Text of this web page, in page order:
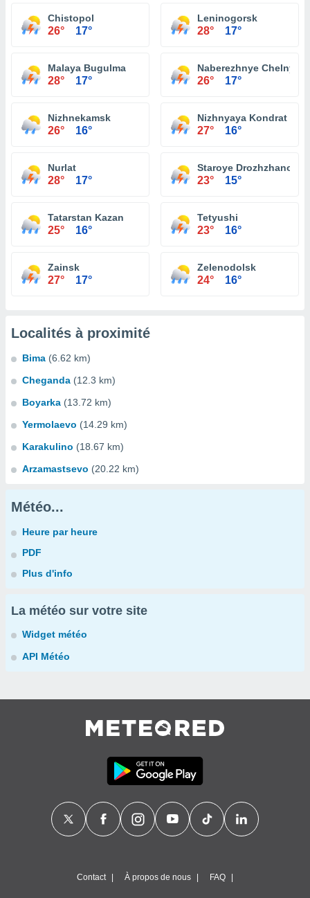
Chistopol
26° 17°
Leninogorsk
28° 17°
Malaya Bugulma
28° 17°
Naberezhnye Chelny
26° 17°
Nizhnekamsk
26° 16°
Nizhnyaya Kondrat
27° 16°
Nurlat
28° 17°
Staroye Drozhzhanoye
23° 15°
Tatarstan Kazan
25° 16°
Tetyushi
23° 16°
Zainsk
27° 17°
Zelenodolsk
24° 16°
Localités à proximité
Bima (6.62 km)
Cheganda (12.3 km)
Boyarka (13.72 km)
Yermolaevo (14.29 km)
Karakulino (18.67 km)
Arzamastsevo (20.22 km)
Météo...
Heure par heure
PDF
Plus d'info
La météo sur votre site
Widget météo
API Météo
Contact À propos de nous FAQ